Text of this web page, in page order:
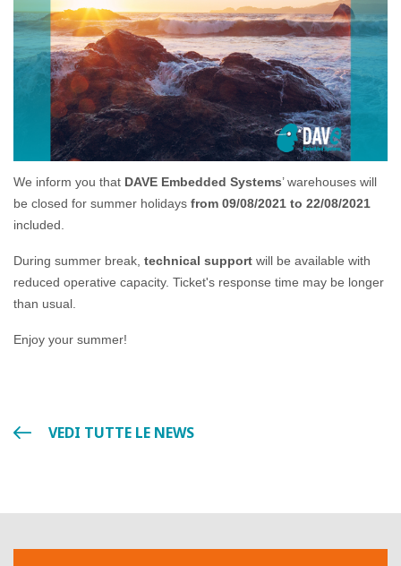
We inform you that DAVE Embedded Systems’ warehouses will
be closed for summer holidays from 09/08/2021 to 22/08/2021
included.
During summer break, technical support will be available with
reduced operative capacity. Ticket's response time may be longer
than usual.
Enjoy your summer!
VEDI TUTTE LE NEWS